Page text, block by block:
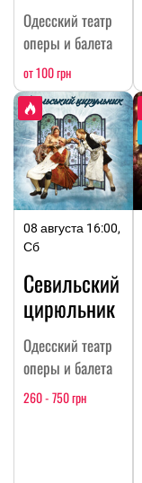
Одесский театр
оперы и балета
от 100 грн
08 августа 16:00,
Сб
Севильский
цирюльник
Одесский театр
оперы и балета
260 - 750 грн